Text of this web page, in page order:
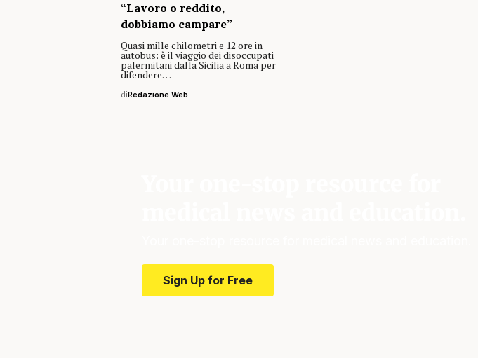
“Lavoro o reddito,
dobbiamo campare”
Quasi mille chilometri e 12 ore in
autobus: è il viaggio dei disoccupati
palermitani dalla Sicilia a Roma per
difendere…
diRedazione Web
Sign Up for Free